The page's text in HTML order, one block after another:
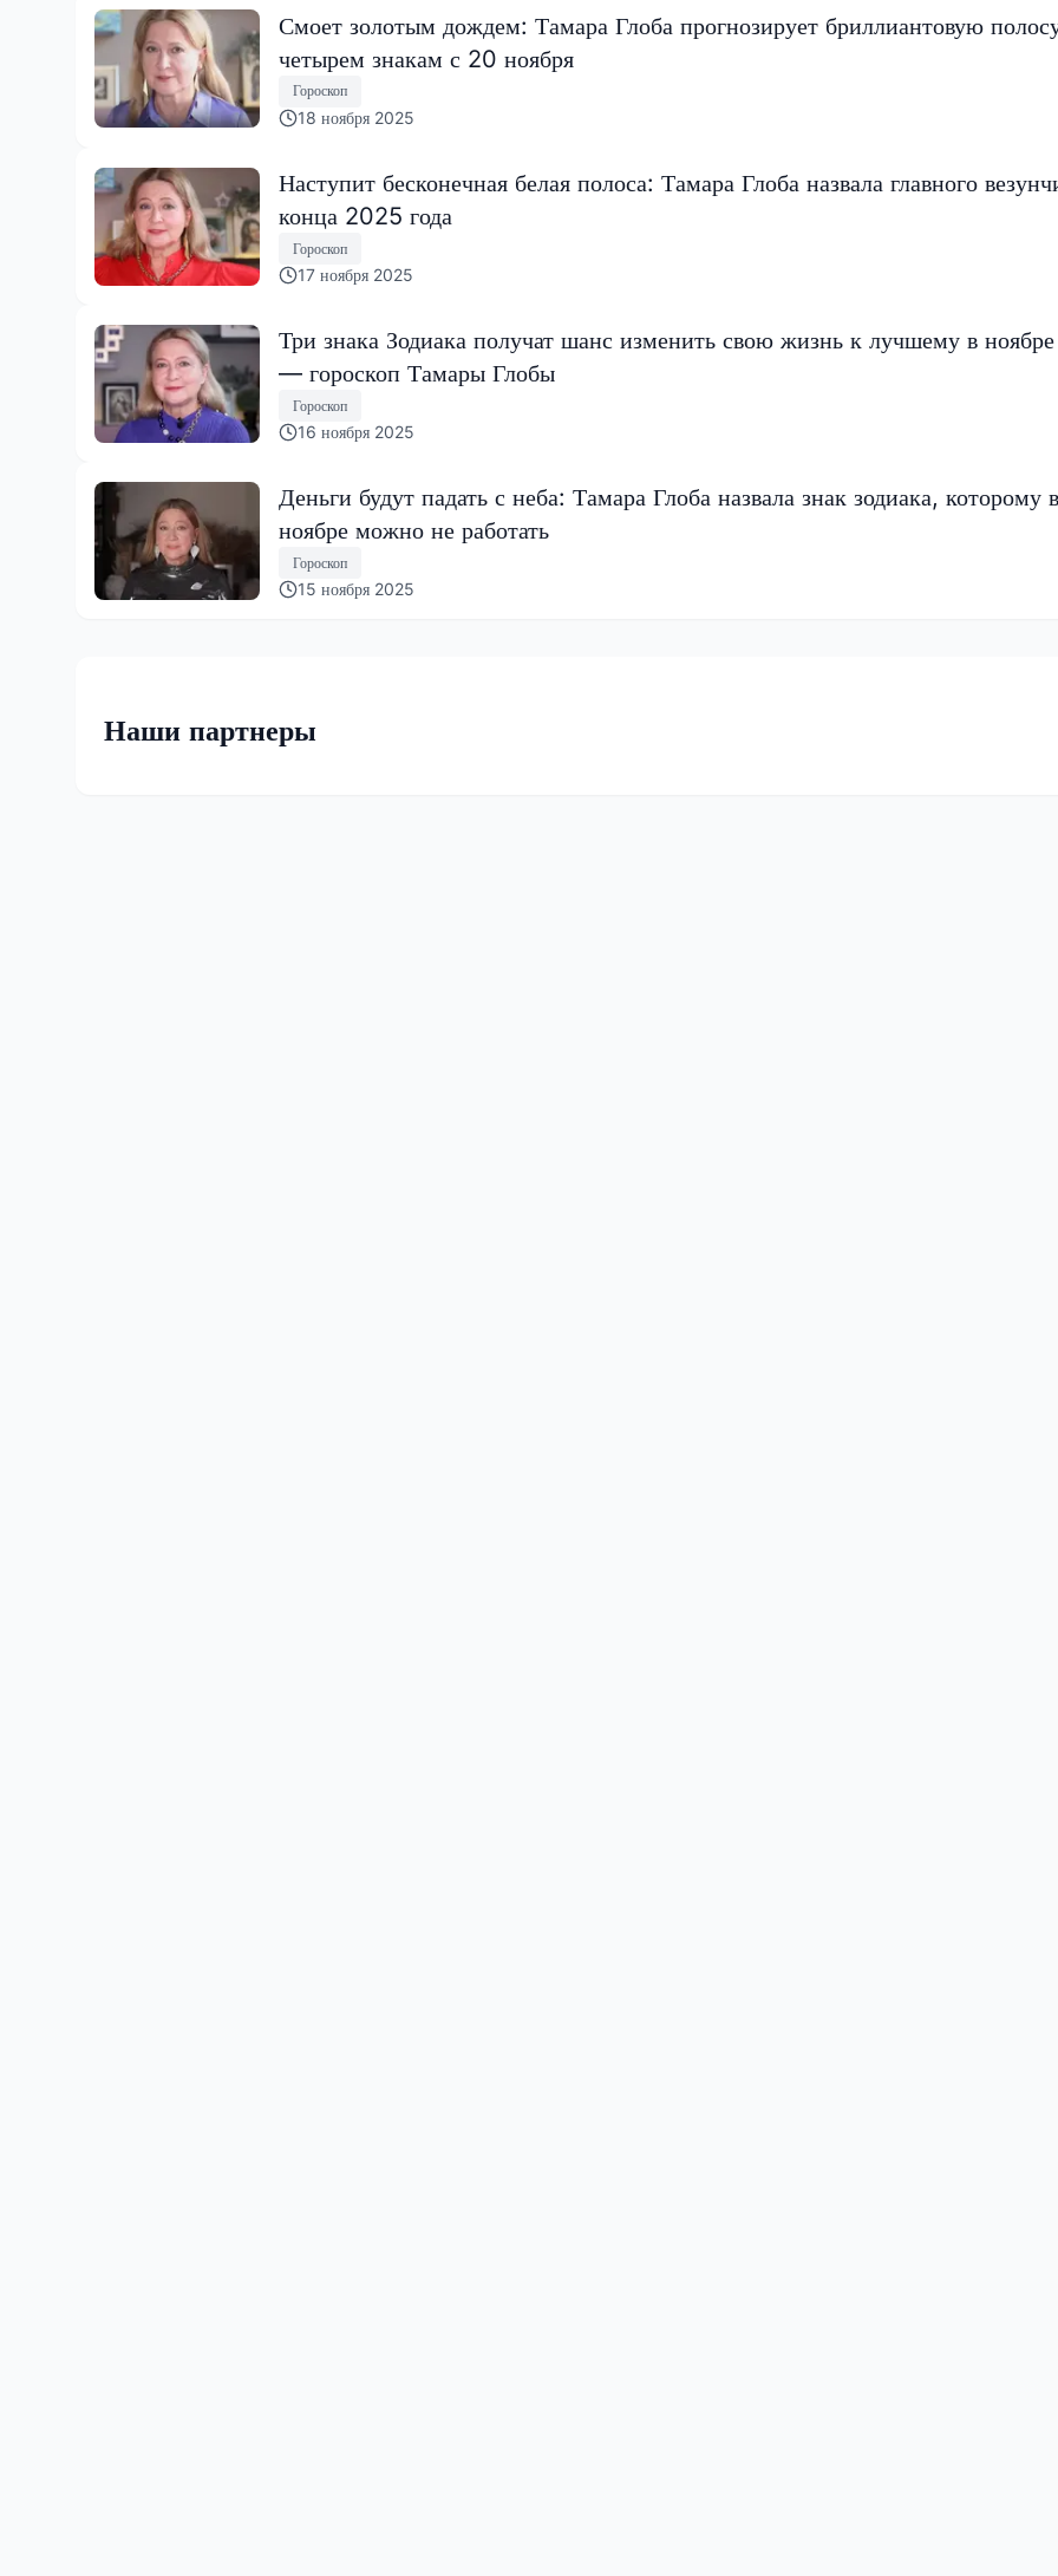
Смоет золотым дождем: Тамара Глоба прогнозирует бриллиантовую
четырем знакам с 20 ноября
Гороскоп
18 ноября 2025
Наступит бесконечная белая полоса: Тамара Глоба назвала главного
конца 2025 года
Гороскоп
17 ноября 2025
Три знака Зодиака получат шанс изменить свою жизнь к лучшему в
— гороскоп Тамары Глобы
Гороскоп
16 ноября 2025
Деньги будут падать с неба: Тамара Глоба назвала знак зодиака, которому в
ноябре можно не работать
Гороскоп
15 ноября 2025
Наши партнеры